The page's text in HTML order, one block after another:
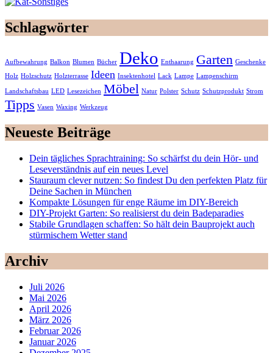
Schlagwörter
Aufbewahrung Balkon Blumen Bücher Deko Enthaarung Garten Geschenke
Holz Holzschutz Holzterrasse Ideen Insektenhotel Lack Lampe Lampenschirm
Landschaftsbau LED Lesezeichen Möbel Natur Polster Schutz Schutzprodukt Strom
Tipps Vasen Waxing Werkzeug
Neueste Beiträge
Dein tägliches Sprachtraining: So schärfst du dein Hör- und
Leseverständnis auf ein neues Level
Stauraum clever nutzen: So findest Du den perfekten Platz für
Deine Sachen in München
Kompakte Lösungen für enge Räume im DIY-Bereich
DIY-Projekt Garten: So realisierst du dein Badeparadies
Stabile Grundlagen schaffen: So hält dein Bauprojekt auch
stürmischem Wetter stand
Archiv
Juli 2026
Mai 2026
April 2026
März 2026
Februar 2026
Januar 2026